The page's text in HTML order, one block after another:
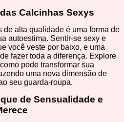
Calcinhas Sexys
de alta qualidade é uma forma de
autoestima. Sentir-se sexy e
você veste por baixo, e uma
fazer toda a diferença. Explore
pode transformar sua
uma nova dimensão de
seu guarda-roupa.
de Sensualidade e